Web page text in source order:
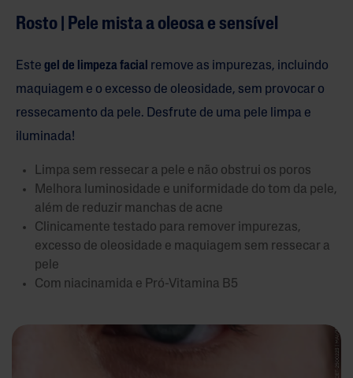
Rosto | Pele mista a oleosa e sensível
Este gel de limpeza facial remove as impurezas, incluindo
maquiagem e o excesso de oleosidade, sem provocar o
ressecamento da pele. Desfrute de uma pele limpa e
iluminada!
Limpa sem ressecar a pele e não obstrui os poros
Melhora luminosidade e uniformidade do tom da pele,
além de reduzir manchas de acne
Clinicamente testado para remover impurezas,
excesso de oleosidade e maquiagem sem ressecar a
pele
Com niacinamida e Pró-Vitamina B5